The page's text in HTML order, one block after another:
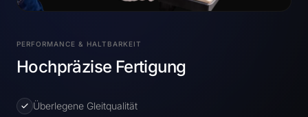
PERFORMANCE & HALTBARKEIT
Hochpräzise Fertigung
Überlegene Gleitqualität